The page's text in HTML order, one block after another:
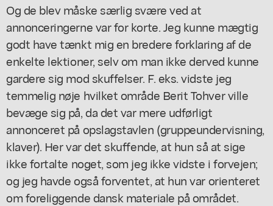
Og de blev måske særlig svære ved at
annonceringerne var for korte. Jeg kunne mægtig
godt have tænkt mig en bredere forklaring af de
enkelte lektioner, selv om man ikke derved kunne
gardere sig mod skuffelser. F. eks. vidste jeg
temmelig nøje hvilket område Berit Tohver ville
bevæge sig på, da det var mere udførligt
annonceret på opslagstavlen (gruppeundervisning,
klaver). Her var det skuffende, at hun så at sige
ikke fortalte noget, som jeg ikke vidste i forvejen;
og jeg havde også forventet, at hun var orienteret
om foreliggende dansk materiale på området.